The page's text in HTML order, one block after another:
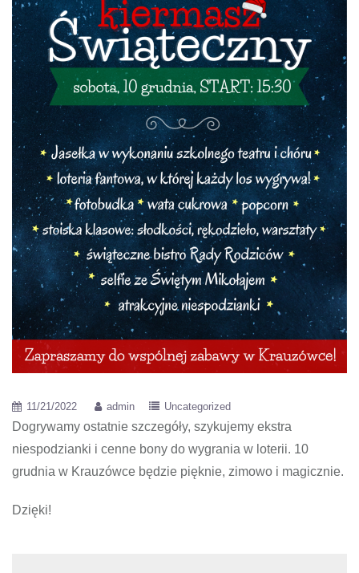
11/21/2022 admin Uncategorized
Dogrywamy ostatnie szczegóły, szykujemy ekstra
niespodzianki i cenne bony do wygrania w loterii. 10
grudnia w Krauzówce będzie pięknie, zimowo i magicznie.
Dzięki!